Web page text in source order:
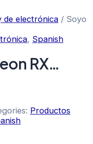
de electrónica / Soyo
, Spanish
RX…
Productos